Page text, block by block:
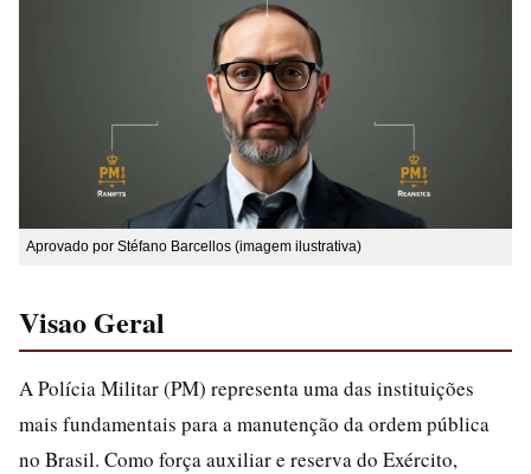
Aprovado por Stéfano Barcellos (imagem ilustrativa)
Visao Geral
A Polícia Militar (PM) representa uma das instituições
mais fundamentais para a manutenção da ordem pública
no Brasil. Como força auxiliar e reserva do Exército,